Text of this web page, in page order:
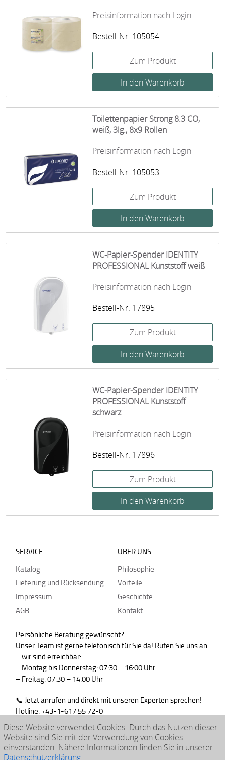
Preisinformation nach Login
Bestell-Nr. 105054
Zum Produkt
Toilettenpapier Strong 8.3 CO,
weiß, 3lg., 8x9 Rollen
Preisinformation nach Login
Bestell-Nr. 105053
Zum Produkt
WC-Papier-Spender IDENTITY
PROFESSIONAL Kunststoff weiß
Preisinformation nach Login
Bestell-Nr. 17895
Zum Produkt
WC-Papier-Spender IDENTITY
PROFESSIONAL Kunststoff
schwarz
Preisinformation nach Login
Bestell-Nr. 17896
Zum Produkt
SERVICE
Katalog
Lieferung und Rücksendung
Impressum
AGB
ÜBER UNS
Philosophie
Vorteile
Geschichte
Kontakt
Persönliche Beratung gewünscht?
Unser Team ist gerne telefonisch für Sie da! Rufen Sie uns an
– wir sind erreichbar:
– Montag bis Donnerstag: 07:30 – 16:00 Uhr
– Freitag: 07:30 – 14:00 Uhr
📞 Jetzt anrufen und direkt mit unseren Experten sprechen!
Hotline: +43-1-617 55 72-0
Diese Website verwendet Cookies. Durch das Nutzen dieser
Website sind Sie mit der Verwendung von Cookies
einverstanden. Nähere Informationen finden Sie in unserer
Datenschutzerklärung